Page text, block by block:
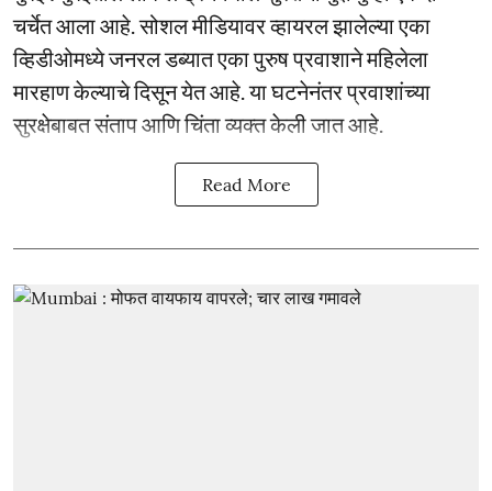
चर्चेत आला आहे. सोशल मीडियावर व्हायरल झालेल्या एका
व्हिडीओमध्ये जनरल डब्यात एका पुरुष प्रवाशाने महिलेला
मारहाण केल्याचे दिसून येत आहे. या घटनेनंतर प्रवाशांच्या
सुरक्षेबाबत संताप आणि चिंता व्यक्त केली जात आहे.
Read More